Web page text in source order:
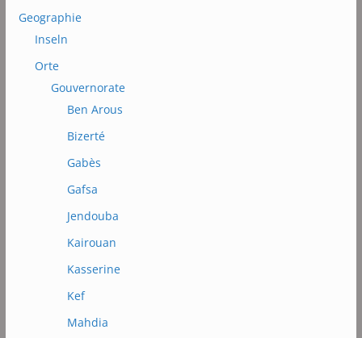
Geographie
Inseln
Orte
Gouvernorate
Ben Arous
Bizerté
Gabès
Gafsa
Jendouba
Kairouan
Kasserine
Kef
Mahdia